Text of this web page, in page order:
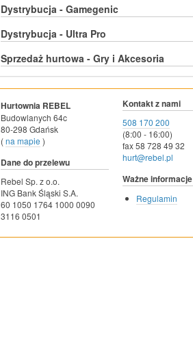
Dystrybucja - Gamegenic
Dystrybucja - Ultra Pro
Sprzedaż hurtowa - Gry i Akcesoria
Hurtownia REBEL
Budowlanych 64c
80-298 Gdańsk
(na mapie )
Dane do przelewu
Rebel Sp. z o.o.
ING Bank Śląski S.A.
60 1050 1764 1000 0090
3116 0501
Kontakt z nami
508 170 200
(8:00 - 16:00)
fax 58 728 49 32
hurt@rebel.pl
Ważne informacje
Regulamin